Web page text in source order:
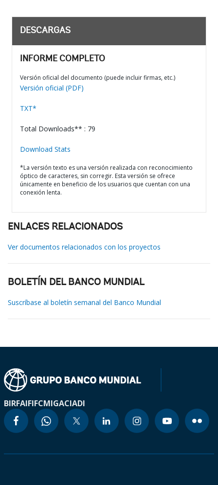
DESCARGAS
INFORME COMPLETO
Versión oficial del documento (puede incluir firmas, etc.)
Versión oficial (PDF)
TXT*
Total Downloads** : 79
Download Stats
*La versión texto es una versión realizada con reconocimiento
óptico de caracteres, sin corregir. Esta versión se ofrece
únicamente en beneficio de los usuarios que cuentan con una
conexión lenta.
ENLACES RELACIONADOS
Ver documentos relacionados con los proyectos
BOLETÍN DEL BANCO MUNDIAL
Suscríbase al boletín semanal del Banco Mundial
BIRFAIFIFCMIGACIADI